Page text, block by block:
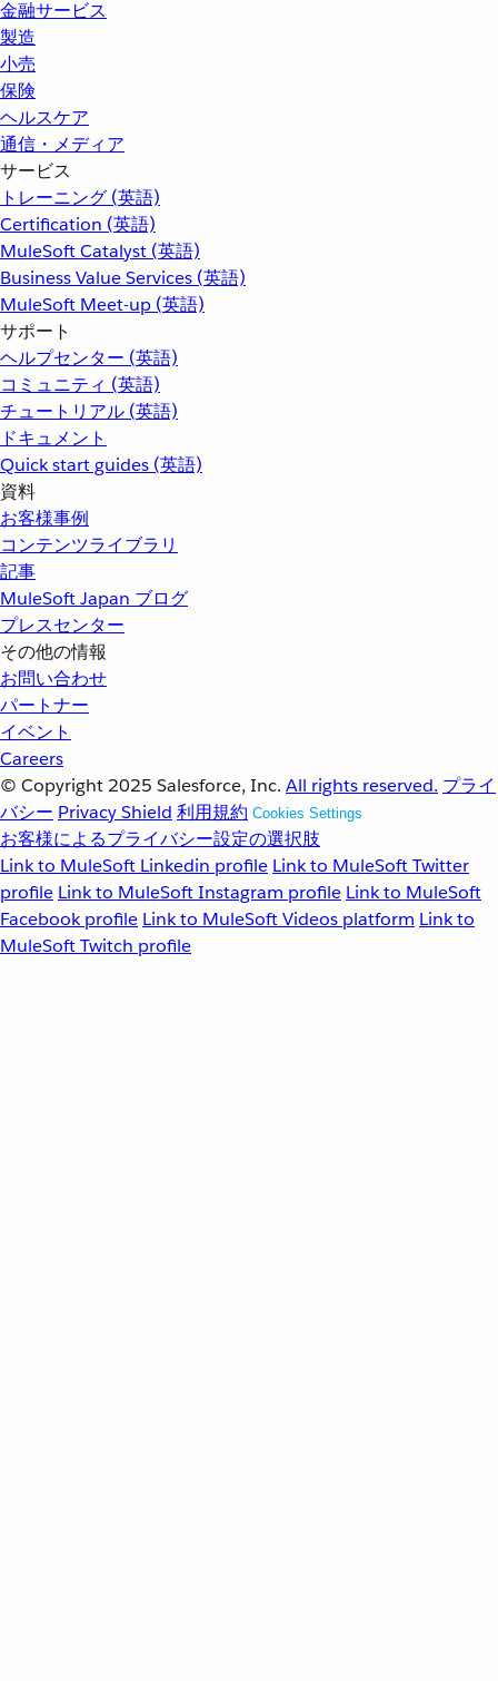
金融サービス
製造
小売
保険
ヘルスケア
通信・メディア
サービス
トレーニング (英語)
Certification (英語)
MuleSoft Catalyst (英語)
Business Value Services (英語)
MuleSoft Meet-up (英語)
サポート
ヘルプセンター (英語)
コミュニティ (英語)
チュートリアル (英語)
ドキュメント
Quick start guides (英語)
資料
お客様事例
コンテンツライブラリ
記事
MuleSoft Japan ブログ
プレスセンター
その他の情報
お問い合わせ
パートナー
イベント
Careers
© Copyright 2025 Salesforce, Inc. All rights reserved. プライ
バシー Privacy Shield 利用規約 Cookies Settings
お客様によるプライバシー設定の選択肢
Link to MuleSoft Linkedin profile Link to MuleSoft Twitter
profile Link to MuleSoft Instagram profile Link to MuleSoft
Facebook profile Link to MuleSoft Videos platform Link to
MuleSoft Twitch profile